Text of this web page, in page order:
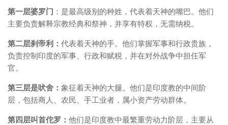
第一层婆罗门 ：是最高级别的种姓，代表着天神的嘴巴。他们
主要负责解释宗教经典和祭神，并享有特权，无需纳税。
第二层刹帝利： 代表着天神的手。他们掌握军事和行政贵族，
负责控制印度的军事、行政和赋税，并在对外战争中担任军
官。
第三层是吠舍： 象征着天神的大腿。他们是印度教的中间阶
层，包括商人、农民、手工业者，属小资产劳动群体。
第四层叫首佗罗： 他们是印度教中最繁重劳动力阶层，主要从